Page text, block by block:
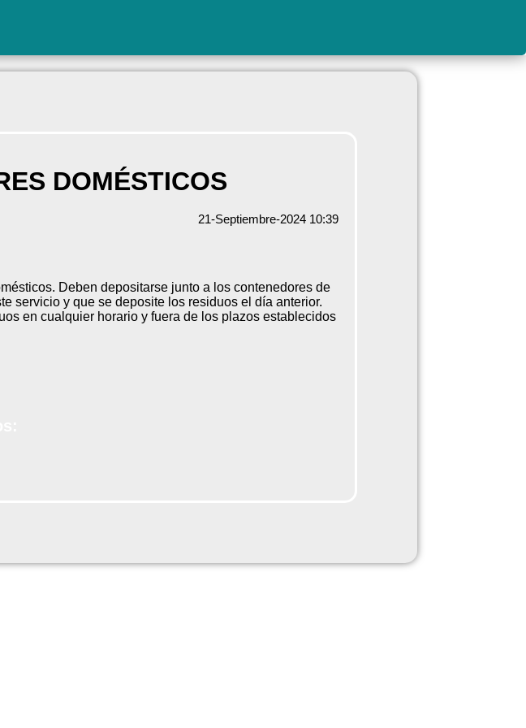
DOMÉSTICOS
21-Septiembre-2024 10:39
Deben depositarse junto a los contenedores de
servicio y que se deposite los residuos el día anterior.
en cualquier horario y fuera de los plazos establecidos